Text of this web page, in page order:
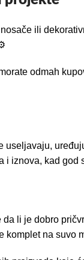
ili
odmah
iznova, kad
li je dobro
na suvo